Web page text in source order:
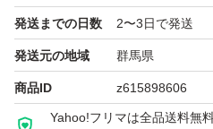
発送までの日数 2〜3日で発送
発送元の地域 群馬県
商品ID z615898606
Yahoo!フリマは全品送料無